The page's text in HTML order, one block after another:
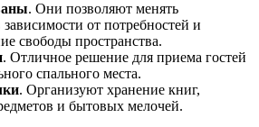
. Они позволяют менять
от потребностей и
свободы пространства.
. Отличное решение для приема гостей
спального места.
. Организуют хранение книг,
и бытовых мелочей.